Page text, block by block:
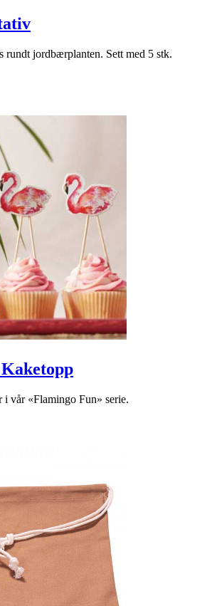
rundt jordbærplanten. Sett med 5 stk.
i vår «Flamingo Fun» serie.